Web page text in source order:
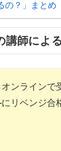
の？」まとめ
師によ
ンラインで
にリベンジ合